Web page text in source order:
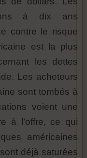
à dix ans
contre le risque
est la plus
les dettes
Les acheteurs
sont tombés à
voient une
à l’offre, ce qui
américaines
déjà saturées